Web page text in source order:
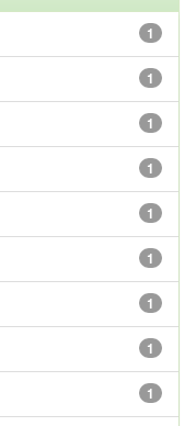
1
1
1
1
1
1
1
1
1